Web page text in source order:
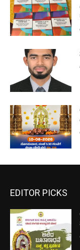
EDITOR PICKS